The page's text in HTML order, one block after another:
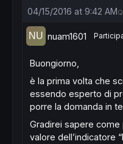
04/15/2016 at 9:42 AM
nuam1601
Buongiorno,
è la prima volta che
essendo esperto di
porre la domanda in
Gradirei sapere
valore dell’indicatore